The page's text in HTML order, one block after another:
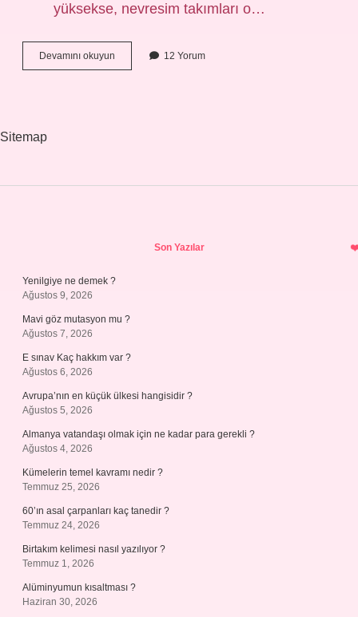
yüksekse, nevresim takımları o…
Devamını okuyun Nevresim
Takımı
12 Yorum
Sitemap
Son Yazılar
Yenilgiye ne demek ?
Ağustos 9, 2026
Mavi göz mutasyon mu ?
Ağustos 7, 2026
E sınav Kaç hakkım var ?
Ağustos 6, 2026
Avrupa’nın en küçük ülkesi hangisidir ?
Ağustos 5, 2026
Almanya vatandaşı olmak için ne kadar para gerekli ?
Ağustos 4, 2026
Kümelerin temel kavramı nedir ?
Temmuz 25, 2026
60’ın asal çarpanları kaç tanedir ?
Temmuz 24, 2026
Birtakım kelimesi nasıl yazılıyor ?
Temmuz 1, 2026
Alüminyumun kısaltması ?
Haziran 30, 2026